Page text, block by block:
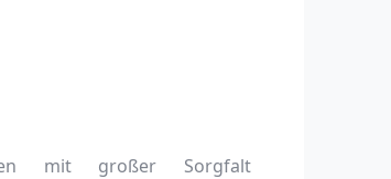
mit großer Sorgfalt